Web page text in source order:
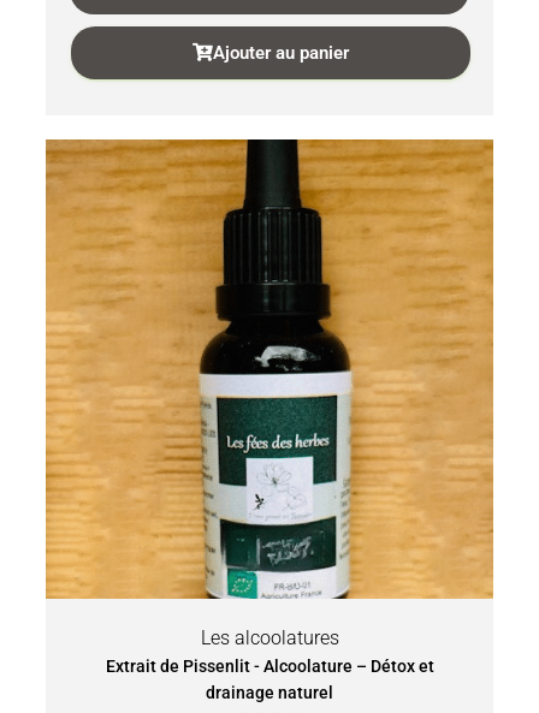
Ajouter au panier
Les alcoolatures
Extrait de Pissenlit - Alcoolature – Détox et
drainage naturel